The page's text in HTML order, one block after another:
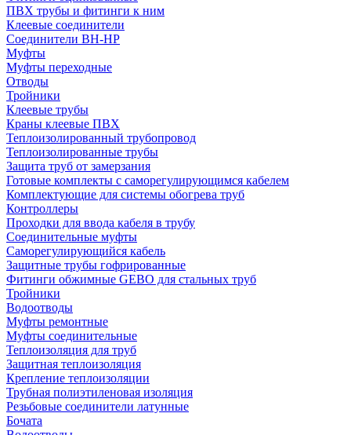
ПВХ трубы и фитинги к ним
Клеевые соединители
Соединители ВН-НР
Муфты
Муфты переходные
Отводы
Тройники
Клеевые трубы
Краны клеевые ПВХ
Теплоизолированный трубопровод
Теплоизолированные трубы
Защита труб от замерзания
Готовые комплекты с саморегулирующимся кабелем
Комплектующие для системы обогрева труб
Контроллеры
Проходки для ввода кабеля в трубу
Соединительные муфты
Саморегулирующийся кабель
Защитные трубы гофрированные
Фитинги обжимные GEBO для стальных труб
Тройники
Водоотводы
Муфты ремонтные
Муфты соединительные
Теплоизоляция для труб
Защитная теплоизоляция
Крепление теплоизоляции
Трубная полиэтиленовая изоляция
Резьбовые соединители латунные
Бочата